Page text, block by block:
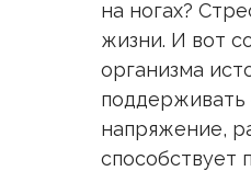
на ногах?
жизни. И вот
организма
напряжение,
способствует